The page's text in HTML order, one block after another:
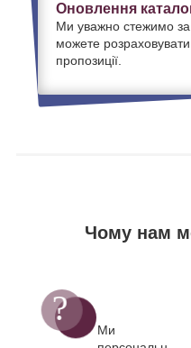
Оновлення
Ми уважно стежимо
можете
пропозиції.
Чому нам
Ми